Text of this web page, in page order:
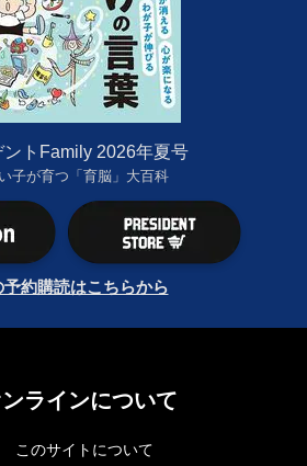
ントFamily 2026年夏号
子が育つ「育脳」大百科
予約購読はこちらから
ラインについて
このサイトについて